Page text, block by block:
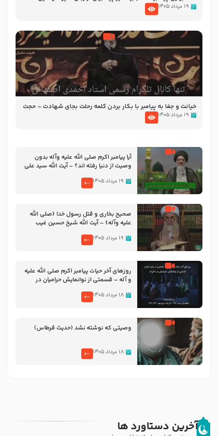
(علیهم السلام) – حجت الاسلام فرحزاد
۱۹ مرداد ۱۴۰۵
خیانت و جفا به پیامبر با بکار بردن کلمه رحلت بجای شهادت – حجت
الاسلام احمدی اصفهانی
۱۹ مرداد ۱۴۰۵
آیا پیامبر اکرم صلی الله علیه وآله بدون
وصیت از دنیا رفته ‌اند؟ – آیت الله سید علی
۱۹ مرداد ۱۴۰۵
صحیح بخاری و قتل رسول‌ خدا {صلی ‌الله
علیه‌ وآله} – آیت الله شیخ حسین غیب
۱۹ مرداد ۱۴۰۵
روزهای آخر حیات پیامبر اکرم صلی الله علیه
و آله – قسمتی از نوانمایش حرامیان در
۱۸ مرداد ۱۴۰۵
وصیتی که نوشته نشد (حدیث قرطاس)
۱۸ مرداد ۱۴۰۵
آخرین دستاورد ها